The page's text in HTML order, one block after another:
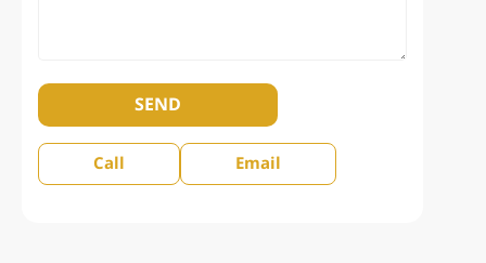
SEND
Call Email